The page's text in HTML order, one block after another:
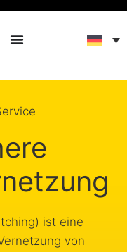
ist eine
von